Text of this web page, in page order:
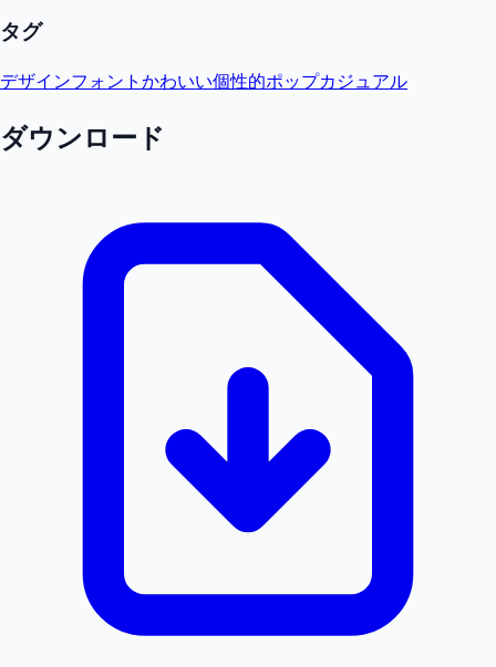
タグ
デザインフォント かわいい個性的ポップカジュアル
ダウンロード